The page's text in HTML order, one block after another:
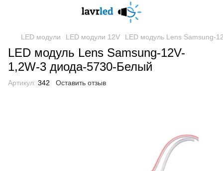
LED модули LED модули 12V LED модуль Lens Samsung-
LED модуль Lens Samsung-12V-
1,2W-3 диода-5730-Белый
Артикул: 342 Оставить отзыв